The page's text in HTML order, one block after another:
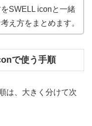
SWELL iconと一緒
え方をまとめます。
で使う手順
は、大きく分けて次